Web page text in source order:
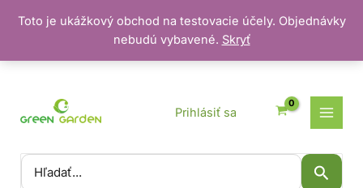
Toto je ukážkový obchod na testovacie účely. Objednávky
nebudú vybavené. Skryť
Vyhľadať:
Prihlásiť sa